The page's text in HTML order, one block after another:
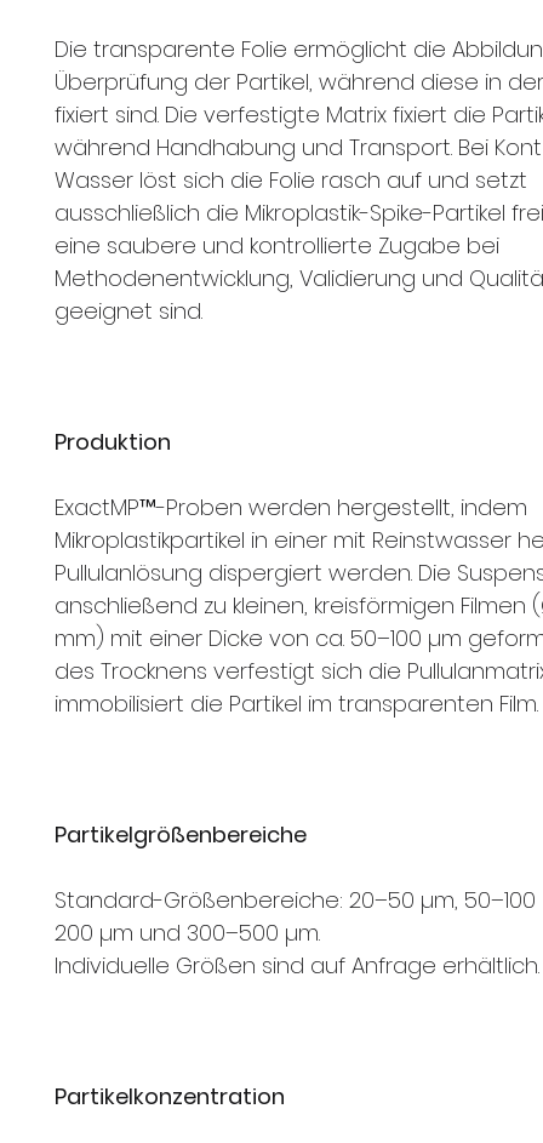
Die transparente Folie ermöglicht die
Überprüfung der Partikel, während diese in
fixiert sind. Die verfestigte Matrix fixiert die
während Handhabung und Transport. Bei
Wasser löst sich die Folie rasch auf und setzt
ausschließlich die Mikroplastik-Spike-Partikel
eine saubere und kontrollierte Zugabe bei
Methodenentwicklung, Validierung und
geeignet sind.
Produktion
ExactMP™-Proben werden hergestellt, indem
Mikroplastikpartikel in einer mit Reinstwasser
Pullulanlösung dispergiert werden. Die
anschließend zu kleinen, kreisförmigen Filmen
mm) mit einer Dicke von ca. 50–100 µm
des Trocknens verfestigt sich die
immobilisiert die Partikel im transparenten Film.
Partikelgrößenbereiche
Standard-Größenbereiche: 20–50 µm, 50–100
200 µm und 300–500 µm.
Individuelle Größen sind auf Anfrage erhältlich.
Partikelkonzentration